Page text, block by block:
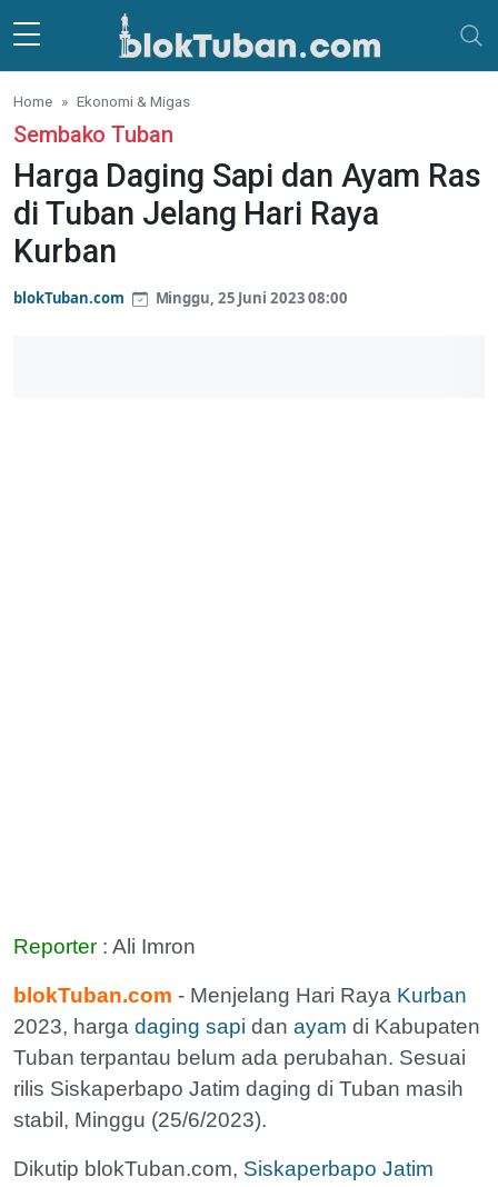
Skip to main content
Home Ekonomi & Migas
Sembako Tuban
Harga Daging Sapi dan Ayam Ras
di Tuban Jelang Hari Raya
Kurban
blokTuban.com Minggu, 25 Juni 2023 08:00
Reporter : Ali Imron
blokTuban.com - Menjelang Hari Raya Kurban
2023, harga daging sapi dan ayam di Kabupaten
Tuban terpantau belum ada perubahan. Sesuai
rilis Siskaperbapo Jatim daging di Tuban masih
stabil, Minggu (25/6/2023).
Dikutip blokTuban.com, Siskaperbapo Jatim